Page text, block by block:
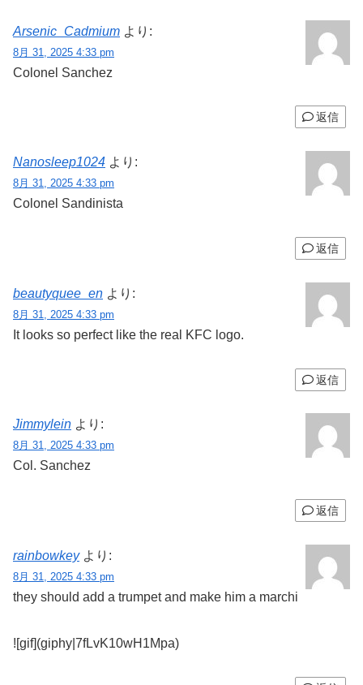
Arsenic_Cadmium より:
8月 31, 2025 4:33 pm
Colonel Sanchez
返信
Nanosleep1024 より:
8月 31, 2025 4:33 pm
Colonel Sandinista
返信
beautyquee_en より:
8月 31, 2025 4:33 pm
It looks so perfect like the real KFC logo.
返信
Jimmylein より:
8月 31, 2025 4:33 pm
Col. Sanchez
返信
rainbowkey より:
8月 31, 2025 4:33 pm
they should add a trumpet and make him a marchi
![gif](giphy|7fLvK10wH1Mpa)